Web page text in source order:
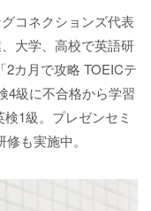
コネクションズ代表
大学、高校で英語研
カ月で攻略 TOEICテ
4級に不合格から学習
1級。プレゼンセミ
も実施中。